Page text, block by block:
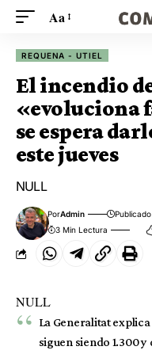
Aa
REQUENA - UTIEL
El incendio
«evoluciona
se espera
este jueves
NULL
PorAdmin
3 Min Lectura
NULL
La Generalitat
siguen siendo 1.300